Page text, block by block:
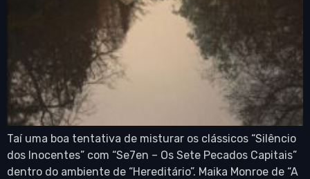
Taí uma boa tentativa de misturar os clássicos “Silêncio
dos Inocentes” com “Se7en – Os Sete Pecados Capitais”
dentro do ambiente de “Hereditário”. Maika Monroe de “A